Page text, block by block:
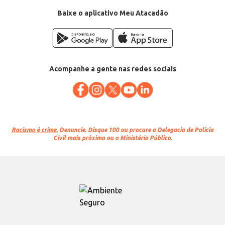
Baixe o aplicativo Meu Atacadão
Acompanhe a gente nas redes sociais
Racismo é crime. Denuncie. Disque 100 ou procure a Delegacia de Polícia
Civil mais próxima ou o Ministério Público.